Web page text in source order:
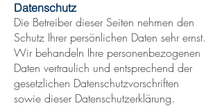
Datenschutz
Die Betreiber dieser Seiten nehmen den
Schutz Ihrer persönlichen Daten sehr ernst.
Wir behandeln Ihre personenbezogenen
Daten vertraulich und entsprechend der
gesetzlichen Datenschutzvorschriften
sowie dieser Datenschutzerklärung.